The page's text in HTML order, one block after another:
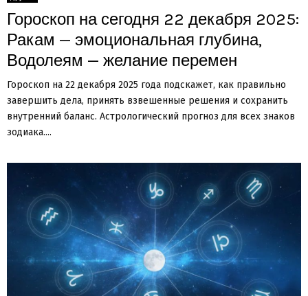
Гороскоп на сегодня 22 декабря 2025:
Ракам — эмоциональная глубина,
Водолеям — желание перемен
Гороскоп на 22 декабря 2025 года подскажет, как правильно
завершить дела, принять взвешенные решения и сохранить
внутренний баланс. Астрологический прогноз для всех знаков
зодиака....